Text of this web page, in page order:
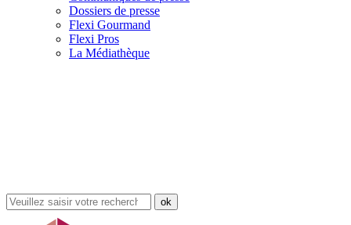
Dossiers de presse
Flexi Gourmand
Flexi Pros
La Médiathèque
Rechercher
dans